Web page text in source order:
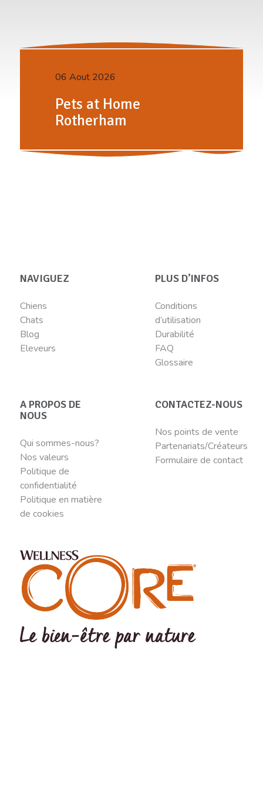
06 Aout 2026
Pets at Home
Rotherham
NAVIGUEZ
Chiens
Chats
Blog
Eleveurs
PLUS D’INFOS
Conditions
d’utilisation
Durabilité
FAQ
Glossaire
A PROPOS DE
NOUS
Qui sommes-nous?
Nos valeurs
Politique de
confidentialité
Politique en matière
de cookies
CONTACTEZ-NOUS
Nos points de vente
Partenariats/Créateurs
Formulaire de contact